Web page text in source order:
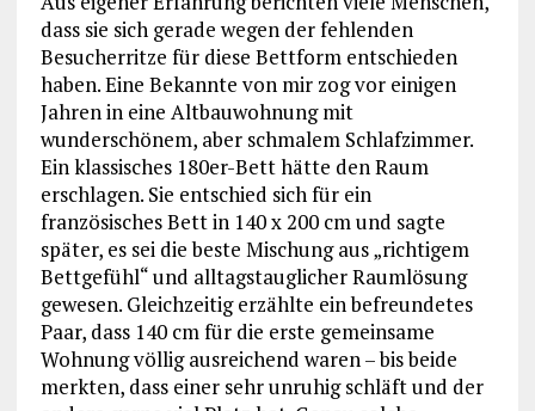
dass sie sich gerade wegen der fehlenden
Besucherritze für diese Bettform entschieden
haben. Eine Bekannte von mir zog vor einigen
Jahren in eine Altbauwohnung mit
wunderschönem, aber schmalem Schlafzimmer.
Ein klassisches 180er-Bett hätte den Raum
erschlagen. Sie entschied sich für ein
französisches Bett in 140 x 200 cm und sagte
später, es sei die beste Mischung aus „richtigem
Bettgefühl“ und alltagstauglicher Raumlösung
gewesen. Gleichzeitig erzählte ein befreundetes
Paar, dass 140 cm für die erste gemeinsame
Wohnung völlig ausreichend waren – bis beide
merkten, dass einer sehr unruhig schläft und der